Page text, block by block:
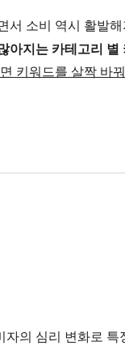
서 소비 역시 활발
아지는 카테고리 별
키워드를 살짝 바
의 심리 변화로 특